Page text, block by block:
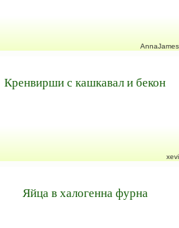
AnnaJames
Кренвирши с кашкавал и бекон
xevi
Яйца в халогенна фурна